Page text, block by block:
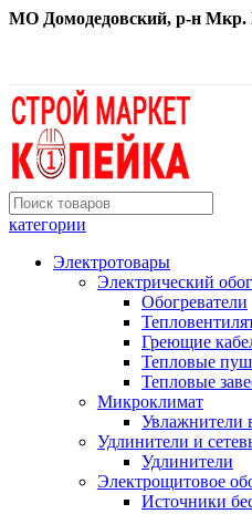
МО Домодедовский, р-н Мкр.
категории
Электротовары
Электрический
Обогреватели
Греющие
Тепловые
Тепловые
Микроклимат
Увлажнители
Удлинители и
Удлинители
Электрощитовое
Источники